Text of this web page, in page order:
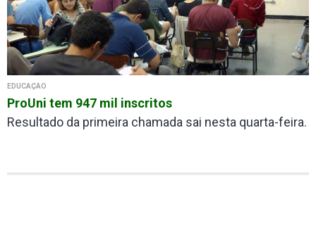
EDUCAÇÃO
ProUni tem 947 mil inscritos
Resultado da primeira chamada sai nesta quarta-feira.